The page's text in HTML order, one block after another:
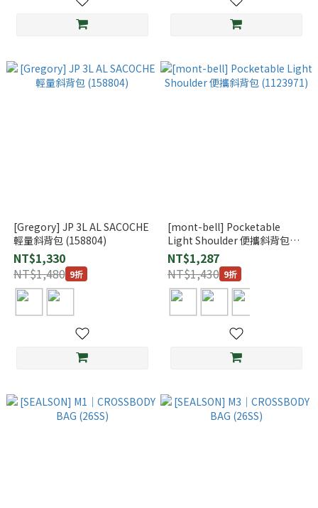
[Gregory] JP 3L AL SACOCHE
輕量斜背包 (158804)
NT$1,330
NT$1,480 9折
[mont-bell] Pocketable
Light Shoulder 便攜斜背包
(1123971)
NT$1,287
NT$1,430 9折